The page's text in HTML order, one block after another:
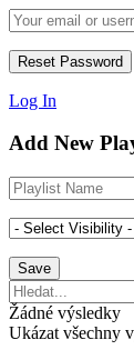
Log In
Add New
Žádné výsledky
Ukázat všechny